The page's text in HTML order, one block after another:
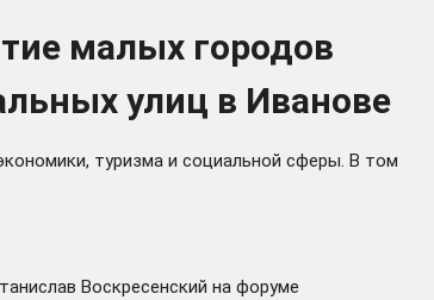
малых городов
улиц в Иванове
туризма и социальной сферы. В том
Воскресенский на форуме